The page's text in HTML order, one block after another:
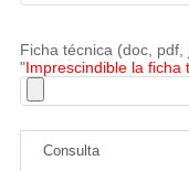
Ficha técnica (doc,
"Imprescindible la ficha